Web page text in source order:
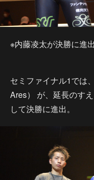
※内藤凌太が決勝に進出
セミファイナル1では
Ares） が、延長のす
して決勝に進出。